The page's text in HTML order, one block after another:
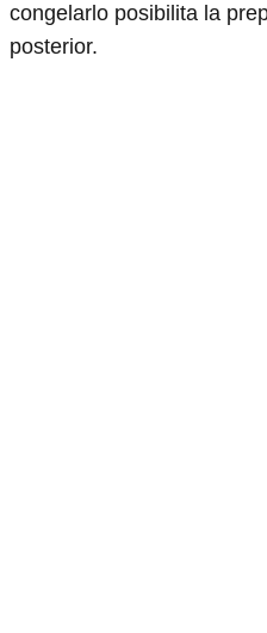
congelarlo posibilita la
posterior.